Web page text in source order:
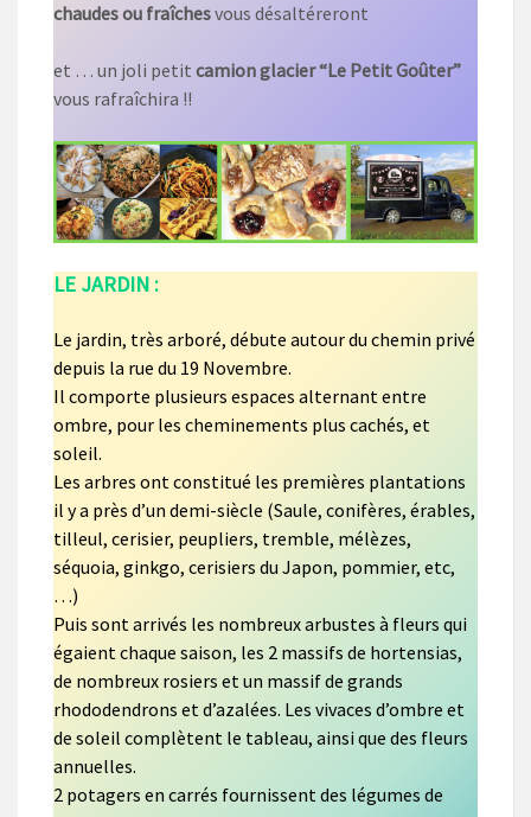
chaudes ou fraîchesvous désaltéreront
et … un joli petit camion glacier “Le Petit Goûter”
vous rafraîchira !!
LE JARDIN :
Le jardin, très arboré, débute autour du chemin privé
depuis la rue du 19 Novembre.
Il comporte plusieurs espaces alternant entre
ombre, pour les cheminements plus cachés, et
soleil.
Les arbres ont constitué les premières plantations
il y a près d’un demi-siècle (Saule, conifères, érables,
tilleul, cerisier, peupliers, tremble, mélèzes,
séquoia, ginkgo, cerisiers du Japon, pommier, etc,
…)
Puis sont arrivés les nombreux arbustes à fleurs qui
égaient chaque saison, les 2 massifs de hortensias,
de nombreux rosiers et un massif de grands
rhododendrons et d’azalées. Les vivaces d’ombre et
de soleil complètent le tableau, ainsi que des fleurs
annuelles.
2 potagers en carrés fournissent des légumes de